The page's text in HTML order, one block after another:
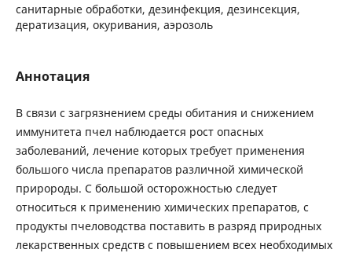
санитарные обработки, дезинфекция, дезинсекция,
дератизация, окуривания, аэрозоль
Аннотация
В связи с загрязнением среды обитания и снижением
иммунитета пчел наблюдается рост опасных
заболеваний, лечение которых требует применения
большого числа препаратов различной химической
приророды. С большой осторожностью следует
относиться к применению химических препаратов, с
продукты пчеловодства поставить в разряд природных
лекарственных средств с повышением всех необходимых